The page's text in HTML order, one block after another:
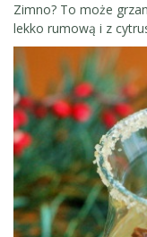
Zimno? To może
lekko rumową i z